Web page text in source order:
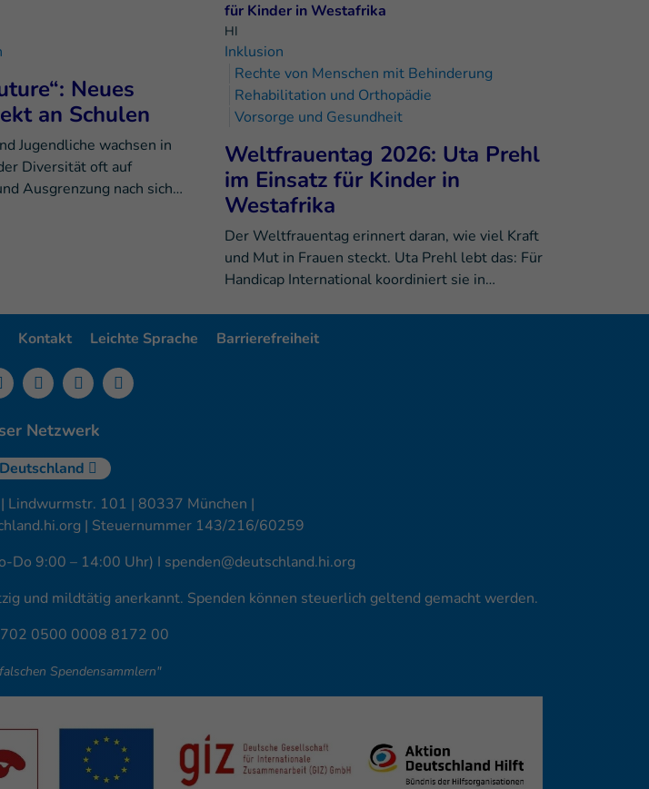
Neues
an Schulen
Jugendliche wachsen in
Diversität oft auf
Ausgrenzung nach sich…
HI
Inklusion
Rechte von Menschen mit Behinderung
Rehabilitation und Orthopädie
Vorsorge und Gesundheit
Weltfrauentag 2026: Uta Prehl
im Einsatz für Kinder in
Westafrika
Der Weltfrauentag erinnert daran, wie viel Kraft
und Mut in Frauen steckt. Uta Prehl lebt das: Für
Handicap International koordiniert sie in…
Kontakt Leichte Sprache Barrierefreiheit
Netzwerk
Deutschland
Lindwurmstr. 101 | 80337 München |
| Steuernummer 143/216/60259
Do 9:00 – 14:00 Uhr) I spenden@deutschland.hi.org
und mildtätig anerkannt. Spenden können steuerlich geltend gemacht werden.
0500 0008 8172 00
Spendensammlern"